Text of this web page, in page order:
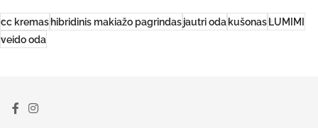
cc kremashibridinis makiažo pagrindasjautri odakušonasLUMIMI
veido oda